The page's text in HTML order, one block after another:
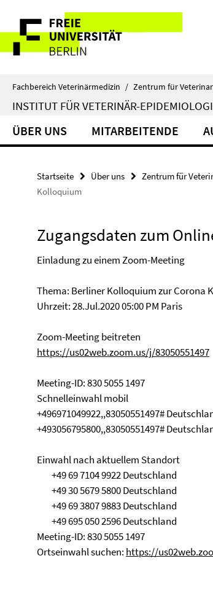
direkt
Inhalt
Service-
Navigation
Fachbereich Veterinärmedizin / Zentrum für
INSTITUT FÜR VETERINÄR-
ÜBER UNS MITARBEITENDE
Startseite Über uns Zentrum für
Kolloquium
Zugangsdaten zum
Einladung zu einem Zoom-Meeting
Thema: Berliner Kolloquium zur Corona
Uhrzeit: 28.Jul.2020 05:00 PM Paris
Zoom-Meeting beitreten
https://us02web.zoom.us/j/83050551497
Meeting-ID: 830 5055 1497
Schnelleinwahl mobil
+496971049922,,83050551497#
+493056795800,,83050551497#
Einwahl nach aktuellem Standort
+49 69 7104 9922 Deutschland
+49 30 5679 5800 Deutschland
+49 69 3807 9883 Deutschland
+49 695 050 2596 Deutschland
Meeting-ID: 830 5055 1497
Ortseinwahl suchen: https://